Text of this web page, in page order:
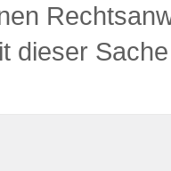
dieser